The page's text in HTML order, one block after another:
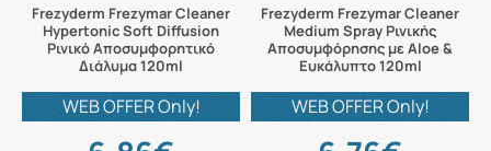
Frezyderm Frezymar Cleaner
Hypertonic Soft Diffusion
Ρινικό Αποσυμφορητικό
Διάλυμα 120ml
WEB OFFER Only!
Frezyderm Frezymar Cleaner
Medium Spray Ρινικής
Αποσυμφόρησης με Aloe &
Ευκάλυπτο 120ml
WEB OFFER Only!